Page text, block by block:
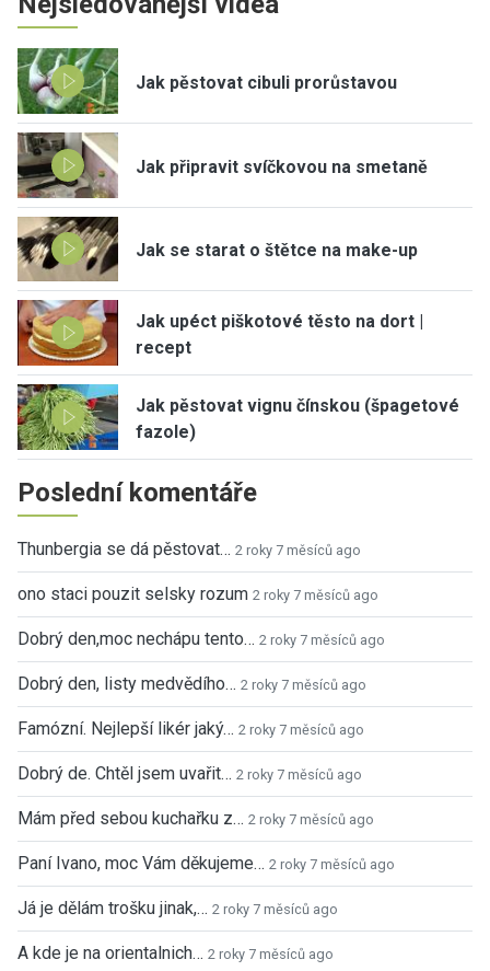
Jak pěstovat cibuli prorůstavou
Jak připravit svíčkovou na smetaně
Jak se starat o štětce na make-up
Jak upéct piškotové těsto na dort |
recept
Jak pěstovat vignu čínskou (špagetové
fazole)
Poslední komentáře
Thunbergia se dá pěstovat… 2 roky 7 měsíců ago
ono staci pouzit selsky rozum 2 roky 7 měsíců ago
Dobrý den,moc nechápu tento… 2 roky 7 měsíců ago
Dobrý den, listy medvědího… 2 roky 7 měsíců ago
Famózní. Nejlepší likér jaký… 2 roky 7 měsíců ago
Dobrý de. Chtěl jsem uvařit… 2 roky 7 měsíců ago
Mám před sebou kuchařku z… 2 roky 7 měsíců ago
Paní Ivano, moc Vám děkujeme… 2 roky 7 měsíců ago
Já je dělám trošku jinak,… 2 roky 7 měsíců ago
A kde je na orientalnich… 2 roky 7 měsíců ago